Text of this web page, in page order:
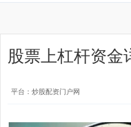
股票上杠杆资金
平台：炒股配资门户网